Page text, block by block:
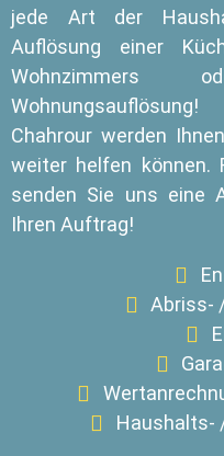
jede Art der
Auflösung einer
Wohnzimmers
Chahrour werden
weiter helfen
senden Sie uns eine
Ihren Auftrag!
Abriss-
Haushalts-